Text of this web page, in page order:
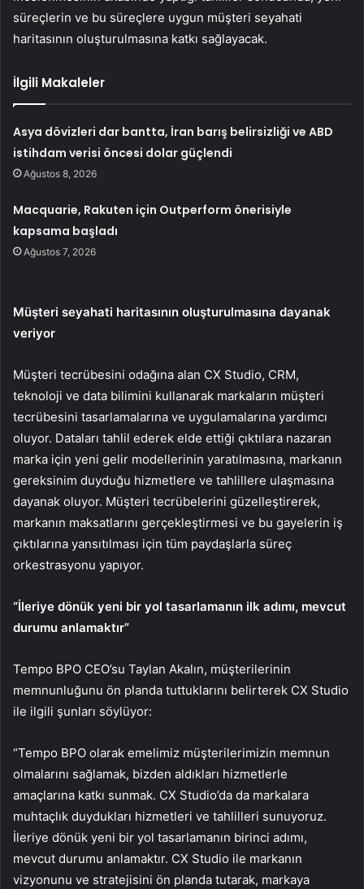
süreçlerin ve bu süreçlere uygun müşteri seyahati
haritasının oluşturulmasına katkı sağlayacak.
İlgili Makaleler
Asya dövizleri dar bantta, İran barış belirsizliği ve ABD
istihdam verisi öncesi dolar güçlendi
Ağustos 8, 2026
Macquarie, Rakuten için Outperform önerisiyle
kapsama başladı
Ağustos 7, 2026
Müşteri seyahati haritasının oluşturulmasına dayanak
veriyor
Müşteri tecrübesini odağına alan CX Studio, CRM,
teknoloji ve data bilimini kullanarak markaların müşteri
tecrübesini tasarlamalarına ve uygulamalarına yardımcı
oluyor. Dataları tahlil ederek elde ettiği çıktılara nazaran
marka için yeni gelir modellerinin yaratılmasına, markanın
gereksinim duyduğu hizmetlere ve tahlillere ulaşmasına
dayanak oluyor. Müşteri tecrübelerini güzelleştirerek,
markanın maksatlarını gerçekleştirmesi ve bu gayelerin iş
çıktılarına yansıtılması için tüm paydaşlarla süreç
orkestrasyonu yapıyor.
“İleriye dönük yeni bir yol tasarlamanın ilk adımı, mevcut
durumu anlamaktır”
Tempo BPO CEO’su Taylan Akalın, müşterilerinin
memnunluğunu ön planda tuttuklarını belirterek CX Studio
ile ilgili şunları söylüyor:
“Tempo BPO olarak emelimiz müşterilerimizin memnun
olmalarını sağlamak, bizden aldıkları hizmetlerle
amaçlarına katkı sunmak. CX Studio’da da markalara
muhtaçlık duydukları hizmetleri ve tahlilleri sunuyoruz.
İleriye dönük yeni bir yol tasarlamanın birinci adımı,
mevcut durumu anlamaktır. CX Studio ile markanın
vizyonunu ve stratejisini ön planda tutarak, markaya